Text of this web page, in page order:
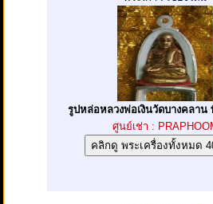
รูปหล่อหลวงพ่อเงินวัดบางคลา
ศูนย์เช่า :